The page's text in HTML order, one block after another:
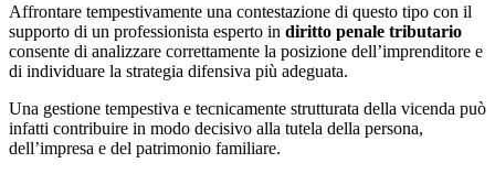
Affrontare tempestivamente una contestazione di questo tipo con il
supporto di un professionista esperto in diritto penale tributario
consente di analizzare correttamente la posizione dell’imprenditore e
di individuare la strategia difensiva più adeguata.
Una gestione tempestiva e tecnicamente strutturata della vicenda può
infatti contribuire in modo decisivo alla tutela della persona,
dell’impresa e del patrimonio familiare.